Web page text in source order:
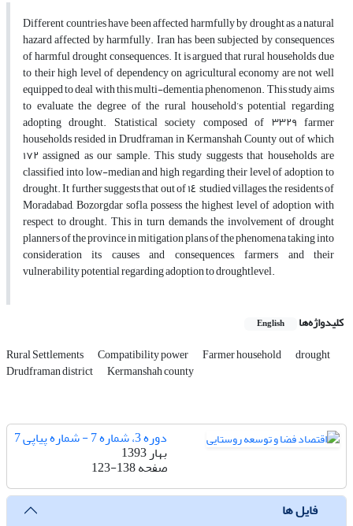
Different countries have been affected harmfully by drought as a natural
hazard affected by harmfully. Iran has been subjected by consequences
of harmful drought consequences. It is argued that rural households due
to their high level of dependency on agricultural economy are not well
equipped to deal with this multi-dementia phenomenon. This study aims
to evaluate the degree of the rural household’s potential regarding
adopting drought. Statistical society composed of ٣٣٢٩farmer
households resided in Drudframan in Kermanshah County out of which
١٧٢assigned as our sample. This study suggests that households are
classified into low-median and high regarding their level of adoption to
drought. It further suggests that out of studied villages, the residents of
Moradabad, Bozorgdar sofla, possess the highest level of adoption with
respect to drought. This in turn demands the involvement of drought
planners of the province in mitigation plans of the phenomena taking into
consideration its causes and consequences, farmers and their
vulnerability potential regarding adoption to droughtlevel.
کلیدواژه‌ها English
Rural Settlements Compatibility power Farmer household drought
Drudframan district Kermanshah county
دوره 3، شماره 7 - شماره پیاپی 7
بهار 1393
صفحه123-138
فایل ها